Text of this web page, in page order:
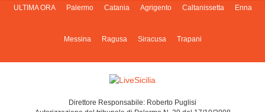
ULTIMA ORA Palermo Catania Agrigento Caltanissetta Enna
Messina Ragusa Siracusa Trapani
Direttore Responsabile: Roberto Puglisi